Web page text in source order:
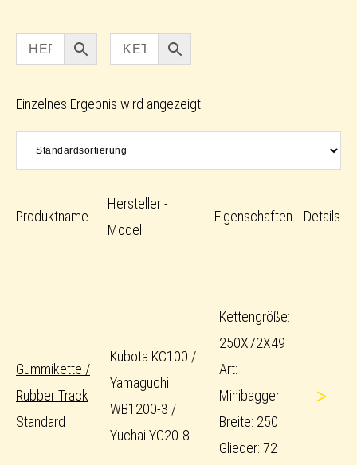
Einzelnes Ergebnis wird angezeigt
Produktname
Hersteller -
Modell
Eigenschaften Details
Gummikette /
Rubber Track
Standard
Kubota KC100 /
Yamaguchi
WB1200-3 /
Yuchai YC20-8
Kettengröße:
250X72X49
Art:
Minibagger
Breite: 250
Glieder: 72
>